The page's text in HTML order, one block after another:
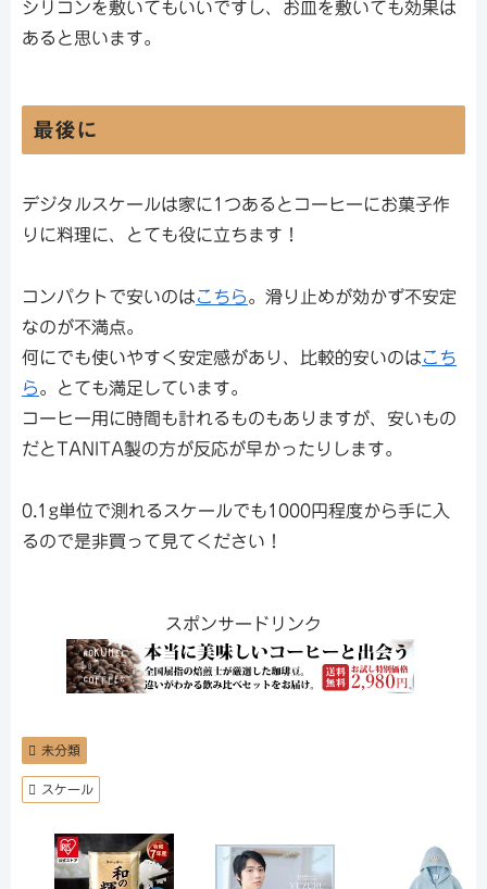
シリコンを敷いてもいいですし、お皿を敷いても効果は
あると思います。
最後に
デジタルスケールは家に1つあるとコーヒーにお菓子作
りに料理に、とても役に立ちます！
コンパクトで安いのはこちら。滑り止めが効かず不安定
なのが不満点。
何にでも使いやすく安定感があり、比較的安いのはこち
ら。とても満足しています。
コーヒー用に時間も計れるものもありますが、安いもの
だとTANITA製の方が反応が早かったりします。
0.1g単位で測れるスケールでも1000円程度から手に入
るので是非買って見てください！
スポンサードリンク
未分類
スケール